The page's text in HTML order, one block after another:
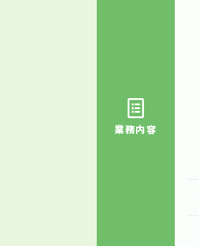
業務内容